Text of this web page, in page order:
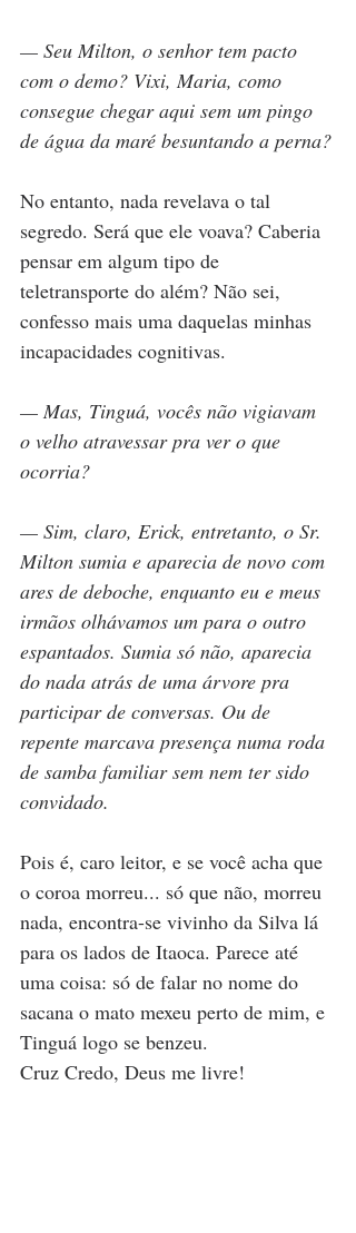
— Seu Milton, o senhor tem pacto
com o demo? Vixi, Maria, como
consegue chegar aqui sem um pingo
de água da maré besuntando a perna?
No entanto, nada revelava o tal
segredo. Será que ele voava? Caberia
pensar em algum tipo de
teletransporte do além? Não sei,
confesso mais uma daquelas minhas
incapacidades cognitivas.
— Mas, Tinguá, vocês não vigiavam
o velho atravessar pra ver o que
ocorria?
— Sim, claro, Erick, entretanto, o Sr.
Milton sumia e aparecia de novo com
ares de deboche, enquanto eu e meus
irmãos olhávamos um para o outro
espantados. Sumia só não, aparecia
do nada atrás de uma árvore pra
participar de conversas. Ou de
repente marcava presença numa roda
de samba familiar sem nem ter sido
convidado.
Pois é, caro leitor, e se você acha que
o coroa morreu... só que não, morreu
nada, encontra-se vivinho da Silva lá
para os lados de Itaoca. Parece até
uma coisa: só de falar no nome do
sacana o mato mexeu perto de mim, e
Tinguá logo se benzeu.
Cruz Credo, Deus me livre!